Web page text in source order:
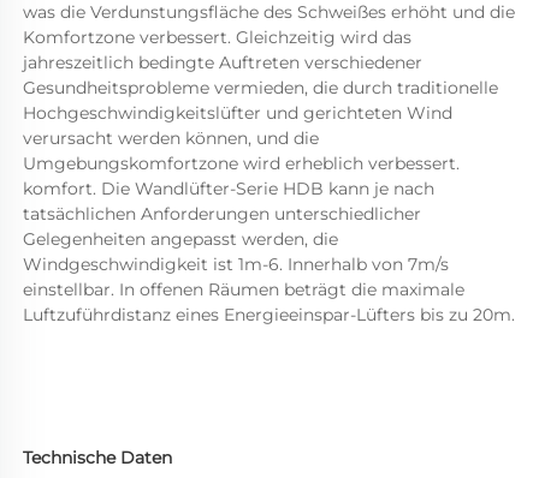
was die Verdunstungsfläche des Schweißes erhöht und die
Komfortzone verbessert. Gleichzeitig wird das
jahreszeitlich bedingte Auftreten verschiedener
Gesundheitsprobleme vermieden, die durch traditionelle
Hochgeschwindigkeitslüfter und gerichteten Wind
verursacht werden können, und die
komfort. Die Wandlüfter-Serie HDB kann je nach
tatsächlichen Anforderungen unterschiedlicher
Gelegenheiten angepasst werden, die
Windgeschwindigkeit ist 1m-6. Innerhalb von 7m/s
einstellbar. In offenen Räumen beträgt die maximale
Technische Daten